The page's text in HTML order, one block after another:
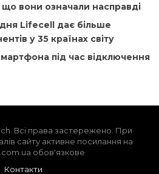
що вони означали насправді
Lifecell дає більше
у 35 країнах світу
під час відключення
Всі права застережено. При
сайту активне посилання на
обов'язкове.
Контакти